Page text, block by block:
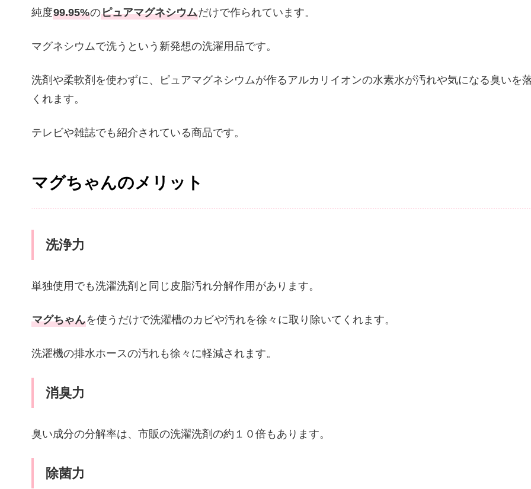
純度99.95%のピュアマグネシウムだけで作られています。
マグネシウムで洗うという新発想の洗濯用品です。
洗剤や柔軟剤を使わずに、ピュアマグネシウムが作るアルカリイオンの水素水が汚れや気になる臭いを
くれます。
テレビや雑誌でも紹介されている商品です。
マグちゃんのメリット
洗浄力
単独使用でも洗濯洗剤と同じ皮脂汚れ分解作用があります。
マグちゃんを使うだけで洗濯槽のカビや汚れを徐々に取り除いてくれます。
洗濯機の排水ホースの汚れも徐々に軽減されます。
消臭力
臭い成分の分解率は、市販の洗濯洗剤の約１０倍もあります。
除菌力